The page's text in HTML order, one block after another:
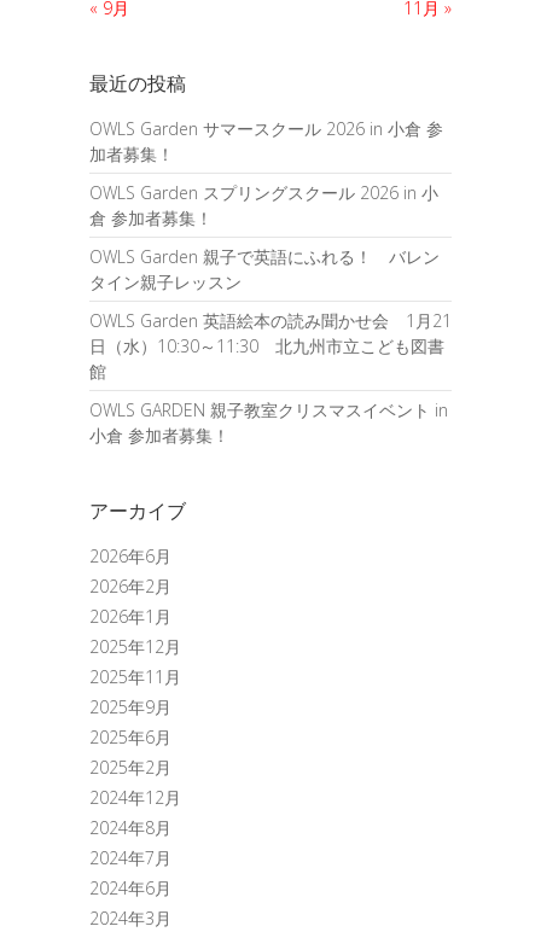
« 9月 11月 »
最近の投稿
OWLS Garden サマースクール 2026 in 小倉 参
加者募集！
OWLS Garden スプリングスクール 2026 in 小
倉 参加者募集！
OWLS Garden 親子で英語にふれる！ バレン
タイン親子レッスン
OWLS Garden 英語絵本の読み聞かせ会 1月21
日（水）10:30～11:30 北九州市立こども図書
館
OWLS GARDEN 親子教室クリスマスイベント in
小倉 参加者募集！
アーカイブ
2026年6月
2026年2月
2026年1月
2025年12月
2025年11月
2025年9月
2025年6月
2025年2月
2024年12月
2024年8月
2024年7月
2024年6月
2024年3月